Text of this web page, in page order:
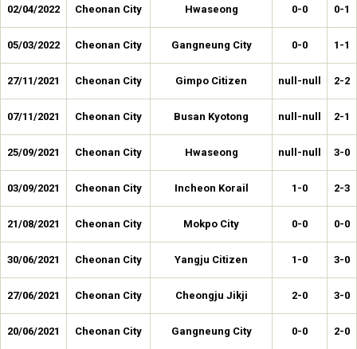
02/04/2022 Cheonan City Hwaseong 0-0 0-1
05/03/2022 Cheonan City Gangneung City 0-0 1-1
27/11/2021 Cheonan City Gimpo Citizen null-null 2-2
07/11/2021 Cheonan City Busan Kyotong null-null 2-1
25/09/2021 Cheonan City Hwaseong null-null 3-0
03/09/2021 Cheonan City Incheon Korail 1-0 2-3
21/08/2021 Cheonan City Mokpo City 0-0 0-0
30/06/2021 Cheonan City Yangju Citizen 1-0 3-0
27/06/2021 Cheonan City Cheongju Jikji 2-0 3-0
20/06/2021 Cheonan City Gangneung City 0-0 2-0